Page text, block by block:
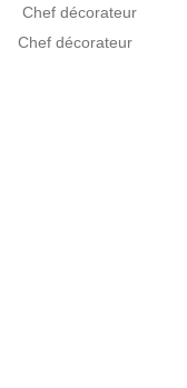
Chef décorateur
Chef décorateur